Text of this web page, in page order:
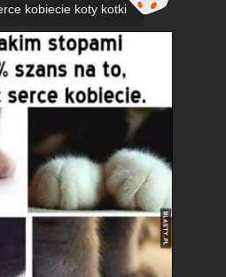
kobiecie koty kotki